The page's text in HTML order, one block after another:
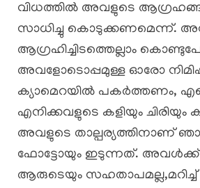
വിധത്തിൽ അവളുടെ
സാധിച്ചു കൊടുക്കണമെന്ന്.
ആഗ്രഹിച്ചിടത്തെല്ലാം
അവളോടൊപ്പമുള്ള ഓരോ
ക്യാമെറയിൽ പകർത്തണം,
എനിക്കവളുടെ കളിയും
അവളുടെ താല്പര്യത്തിനാണ്
ഫോട്ടോയും ഇടുന്നത്. അവൾക്ക്
ആരുടെയും സഹതാപമല്ല,മറിച്ച്